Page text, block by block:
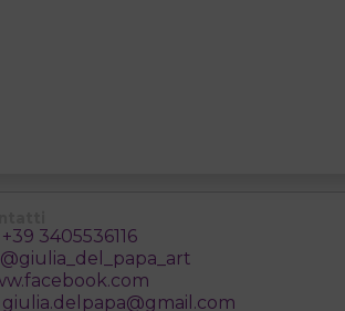
+39 3405536116
@giulia_del_papa_art
giulia.delpapa@gmail.com